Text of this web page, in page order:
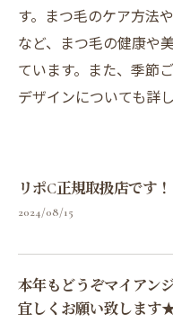
す。まつ毛のケア方法
など、まつ毛の健康や
ています。また、季節
デザインについても詳
リポC正規取扱店です！
2024/08/15
本年もどうぞマイアン
宜しくお願い致します